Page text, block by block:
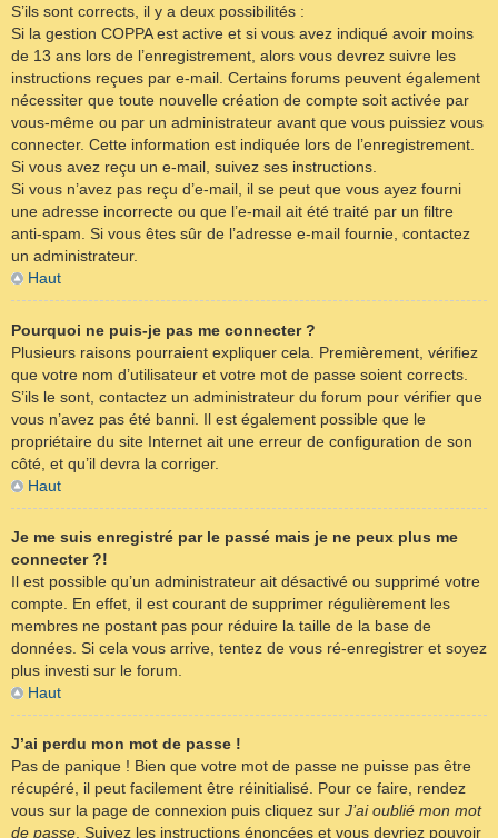
S’ils sont corrects, il y a deux possibilités :
Si la gestion COPPA est active et si vous avez indiqué avoir moins
de 13 ans lors de l’enregistrement, alors vous devrez suivre les
instructions reçues par e-mail. Certains forums peuvent également
nécessiter que toute nouvelle création de compte soit activée par
vous-même ou par un administrateur avant que vous puissiez vous
connecter. Cette information est indiquée lors de l’enregistrement.
Si vous avez reçu un e-mail, suivez ses instructions.
Si vous n’avez pas reçu d’e-mail, il se peut que vous ayez fourni
une adresse incorrecte ou que l’e-mail ait été traité par un filtre
anti-spam. Si vous êtes sûr de l’adresse e-mail fournie, contactez
un administrateur.
Haut
Pourquoi ne puis-je pas me connecter ?
Plusieurs raisons pourraient expliquer cela. Premièrement, vérifiez
que votre nom d’utilisateur et votre mot de passe soient corrects.
S’ils le sont, contactez un administrateur du forum pour vérifier que
vous n’avez pas été banni. Il est également possible que le
propriétaire du site Internet ait une erreur de configuration de son
côté, et qu’il devra la corriger.
Haut
Je me suis enregistré par le passé mais je ne peux plus me
connecter ?!
Il est possible qu’un administrateur ait désactivé ou supprimé votre
compte. En effet, il est courant de supprimer régulièrement les
membres ne postant pas pour réduire la taille de la base de
données. Si cela vous arrive, tentez de vous ré-enregistrer et soyez
plus investi sur le forum.
Haut
J’ai perdu mon mot de passe !
Pas de panique ! Bien que votre mot de passe ne puisse pas être
récupéré, il peut facilement être réinitialisé. Pour ce faire, rendez
vous sur la page de connexion puis cliquez sur J’ai oublié mon mot
de passe. Suivez les instructions énoncées et vous devriez pouvoir